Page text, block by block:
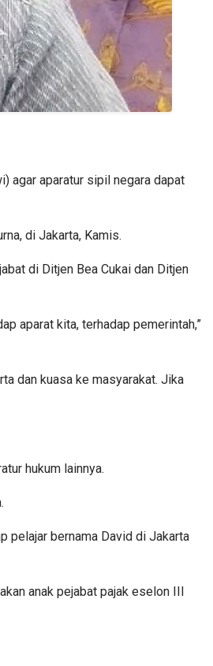
agar aparatur sipil negara dapat
di Jakarta, Kamis.
di Ditjen Bea Cukai dan Ditjen
aparat kita, terhadap pemerintah,”
dan kuasa ke masyarakat. Jika
hukum lainnya.
pelajar bernama David di Jakarta
anak pejabat pajak eselon III